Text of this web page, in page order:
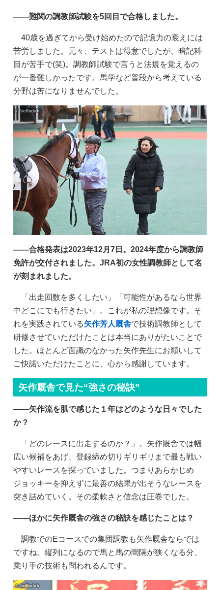
——難関の調教師試験を5回目で合格しました。
40歳を過ぎてから受け始めたので記憶力の衰えには
苦労しました。元々、テストは得意でしたが、暗記科
目が苦手で(笑)。調教師試験で言うと法規を覚えるの
が一番難しかったです。馬学など普段から考えている
分野は苦になりませんでした。
——合格発表は2023年12月7日。2024年度から調教師
免許が交付されました。JRA初の女性調教師として名
が刻まれました。
「出走回数を多くしたい」「可能性があるなら世界
中どこにでも行きたい」。これが私の理想像です。そ
れを実践されている矢作芳人厩舎で技術調教師として
研修させていただけたことは本当にありがたいことで
した。ほとんど面識のなかった矢作先生にお願いして
ご快諾いただけたことに、心から感謝しています。
矢作厩舎で見た“強さの秘訣”
——矢作流を肌で感じた１年はどのような日々でした
か？
「どのレースに出走するのか？」。矢作厩舎では幅
広い候補をあげ、登録締め切りギリギリまで最も戦い
やすいレースを探っていました。つまりあらかじめ
ジョッキーを抑えずに最善の結果が出そうなレースを
突き詰めていく。その柔軟さと信念は圧巻でした。
——ほかに矢作厩舎の強さの秘訣を感じたことは？
調教でのEコースでの集団調教も矢作厩舎ならでは
ですね。縦列になるので馬と馬の間隔が狭くなる分、
乗り手の技術も問われるんです。